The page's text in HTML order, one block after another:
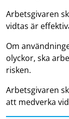
Arbetsgivaren
vidtas är
Om
olyckor, ska
risken.
Arbetsgivaren
att medverka